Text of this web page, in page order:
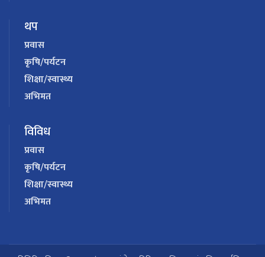
थप
प्रवास
कृषि/पर्यटन
शिक्षा/स्वास्थ्य
अभिमत
विविध
प्रवास
कृषि/पर्यटन
शिक्षा/स्वास्थ्य
अभिमत